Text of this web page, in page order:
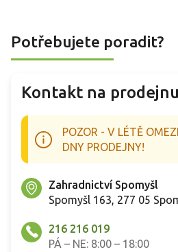
Potřebujete poradit?
Kontakt na prodejnu
POZOR - V LÉTĚ
DNY PRODEJNY!
Zahradnictví Spomyšl
Spomyšl 163, 277 05
216 216 019
PÁ – NE: 8:00 – 18:00